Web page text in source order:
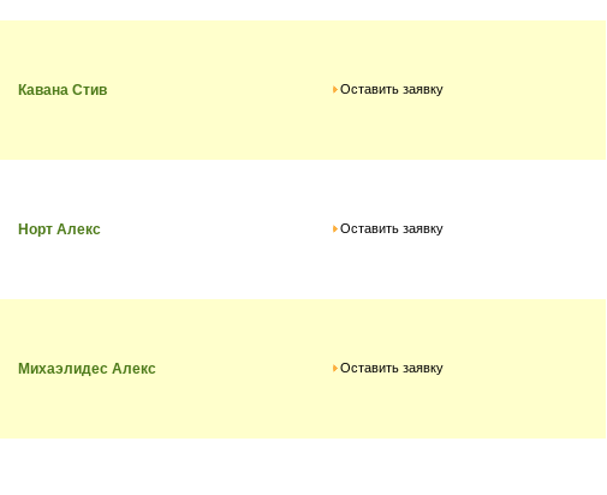
Кавана Стив Оставить заявку
Норт Алекс Оставить заявку
Михаэлидес Алекс Оставить заявку